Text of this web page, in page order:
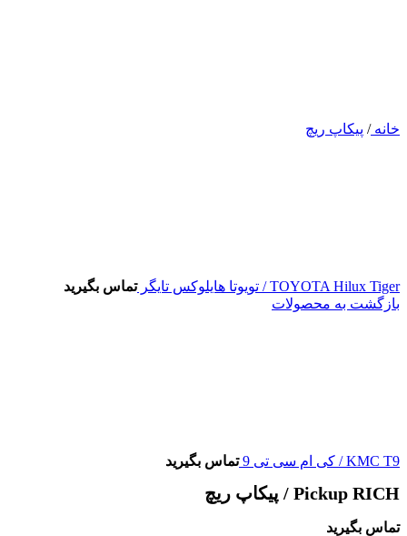
خانه/ پیکاپ ریچ
TOYOTA Hilux Tiger / تویوتا هایلوکس تایگر
تماس بگیرید
بازگشت به محصولات
KMC T9 / کی ام سی تی 9 تماس بگیرید
Pickup RICH / پیکاپ ریچ
تماس بگیرید